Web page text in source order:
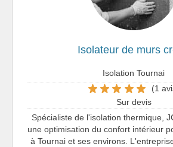
Isolateur de murs
Isolation Tournai
(1
Sur devis
Spécialiste de l'isolation thermique,
une optimisation du confort intérieur
à Tournai et ses environs.